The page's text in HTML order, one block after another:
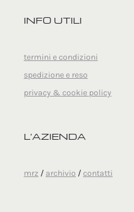
INFO UTILI
termini e condizioni
spedizione e reso
privacy & cookie policy
L'AZIENDA
mrz / archivio /contatti